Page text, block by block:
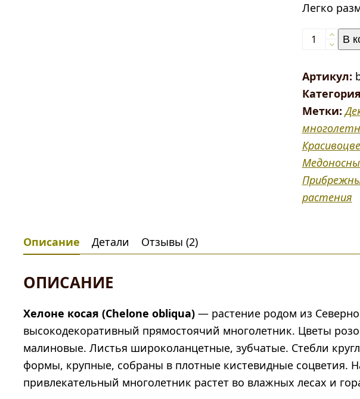
Легко
Хелоне
косая
(Chelone
obliqua)
В
Артикул:
Метки:
растения
Описание Детали Отзывы (2)
ОПИСАНИЕ
Хелоне косая (Chelone obliqua) — растение родом из
высокодекоративный прямостоячий многолетник. Цветы
малиновые. Листья широколанцетные, зубчатые. Стебли
формы, крупные, собраны в плотные кистевидные соцветия.
привлекательный многолетник растет во влажных лесах и